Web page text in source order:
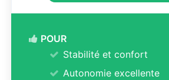
POUR
Stabilité et confort
Autonomie excellente